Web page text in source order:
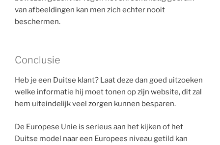
van afbeeldingen kan men zich echter nooit
beschermen.
Conclusie
Heb je een Duitse klant? Laat deze dan goed uitzoeken
welke informatie hij moet tonen op zijn website, dit zal
hem uiteindelijk veel zorgen kunnen besparen.
De Europese Unie is serieus aan het kijken of het
Duitse model naar een Europees niveau getild kan